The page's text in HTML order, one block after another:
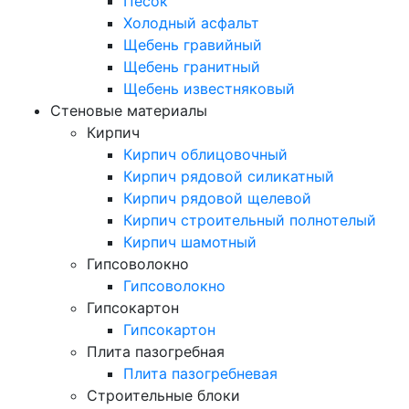
Холодный асфальт
Щебень гравийный
Щебень гранитный
Щебень известняковый
Стеновые материалы
Кирпич
Кирпич облицовочный
Кирпич рядовой силикатный
Кирпич рядовой щелевой
Кирпич строительный полнотелый
Кирпич шамотный
Гипсоволокно
Гипсоволокно
Гипсокартон
Гипсокартон
Плита пазогребная
Плита пазогребневая
Строительные блоки